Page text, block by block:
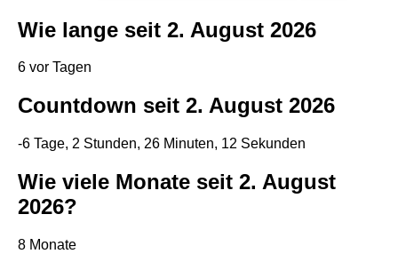
Wie lange seit 2. August 2026
6 vor Tagen
Countdown seit 2. August 2026
-6 Tage, 2 Stunden, 26 Minuten, 11 Sekunden
Wie viele Monate seit 2. August
2026?
8 Monate